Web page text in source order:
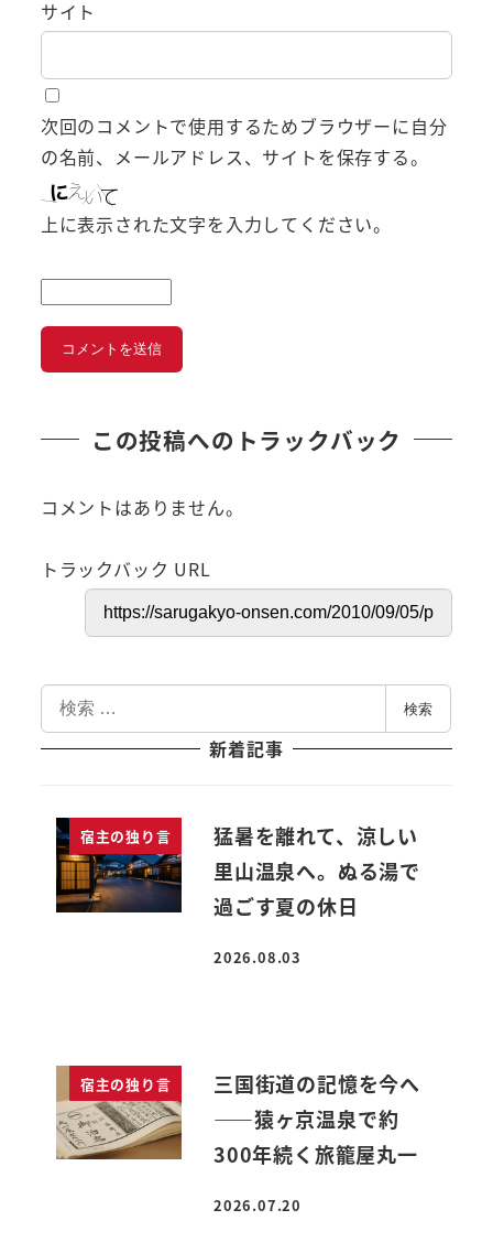
サイト
次回のコメントで使用するためブラウザーに自分
の名前、メールアドレス、サイトを保存する。
上に表示された文字を入力してください。
この投稿へのトラックバック
コメントはありません。
トラックバック URL
索
検索
新着記事
宿主の独り言
猛暑を離れて、涼しい
里山温泉へ。ぬる湯で
過ごす夏の休日
投稿日
2026.08.03
宿主の独り言
三国街道の記憶を今へ
――猿ヶ京温泉で約
300年続く旅籠屋丸一
投稿日
2026.07.20